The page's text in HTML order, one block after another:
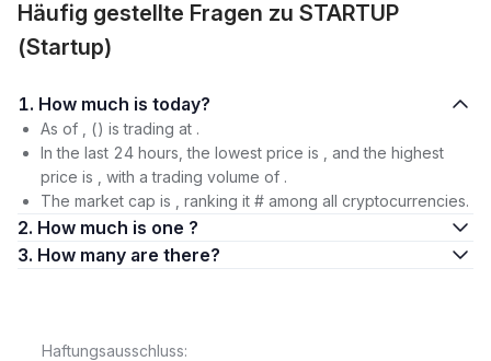
Häufig gestellte Fragen zu STARTUP
(Startup)
1. How much is today?
As of , () is trading at .
In the last 24 hours, the lowest price is , and the highest
price is , with a trading volume of .
The market cap is , ranking it # among all cryptocurrencies.
2. How much is one ?
3. How many are there?
Haftungsausschluss: